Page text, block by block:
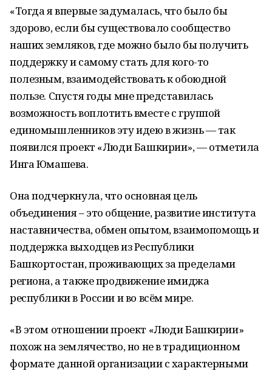
«Тогда я впервые задумалась, что было бы
здорово, если бы существовало сообщество
наших земляков, где можно было бы получить
поддержку и самому стать для кого-то
полезным, взаимодействовать к обоюдной
пользе. Спустя годы мне представилась
возможность воплотить вместе с группой
единомышленников эту идею в жизнь — так
появился проект «Люди Башкирии», — отметила
Инга Юмашева.
Она подчеркнула, что основная цель
объединения – это общение, развитие института
наставничества, обмен опытом, взаимопомощь и
поддержка выходцев из Республики
Башкортостан, проживающих за пределами
региона, а также продвижение имиджа
республики в России и во всём мире.
«В этом отношении проект «Люди Башкирии»
похож на землячество, но не в традиционном
формате данной организации с характерными